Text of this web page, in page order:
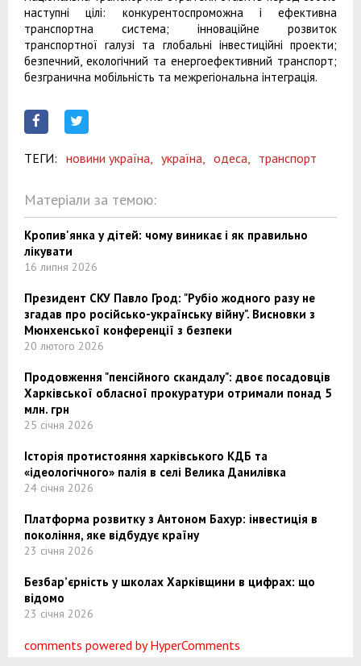
наступні цілі: конкурентоспроможна і ефективна
транспортна система; інноваційне розвиток
транспортної галузі та глобальні інвестиційні проекти;
безпечний, екологічний та енергоефективний транспорт;
безгранична мобільність та межрегіональна інтеграція.
ТЕГИ: новини україна, україна, одеса, транспорт
Матеріали за темою:
Кропив'янка у дітей: чому виникає і як правильно
лікувати
16 липня 2026
Президент СКУ Павло Грод: "Рубіо жодного разу не
згадав про російсько-українську війну". Висновки з
Мюнхенської конференції з безпеки
20 лютого 2026
Продовження "пенсійного скандалу": двоє посадовців
Харківської обласної прокуратури отримали понад 5
млн. грн
25 січня 2026
Історія протистояння харківського КДБ та
«ідеологічного» палія в селі Велика Данилівка
24 січня 2026
Платформа розвитку з Антоном Бахур: інвестиція в
покоління, яке відбудує країну
23 січня 2026
Безбар’єрність у школах Харківщини в цифрах: що
відомо
23 січня 2026
comments powered by HyperComments